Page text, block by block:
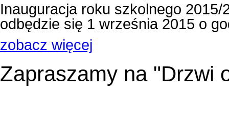
Inauguracja roku szkolnego
odbędzie się 1 września 2015 o
zobacz więcej
Zapraszamy na "Drzwi